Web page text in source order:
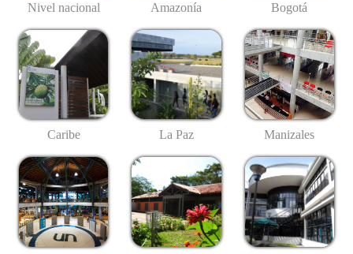
Nivel nacional Amazonía Bogotá
Caribe La Paz Manizales